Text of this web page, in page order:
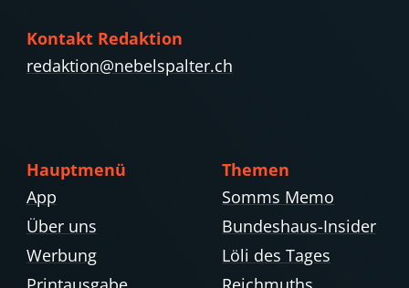
Kontakt Redaktion
redaktion@nebelspalter.ch
Hauptmenü
App
Über uns
Werbung
Themen
Somms Memo
Bundeshaus-Insider
Löli des Tages